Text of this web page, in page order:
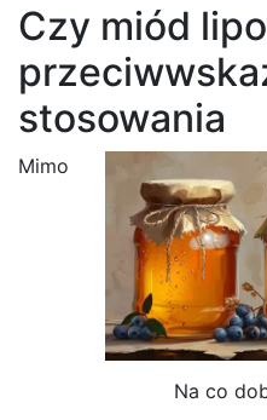
Czy miód
stosowania
Na co
Mimo